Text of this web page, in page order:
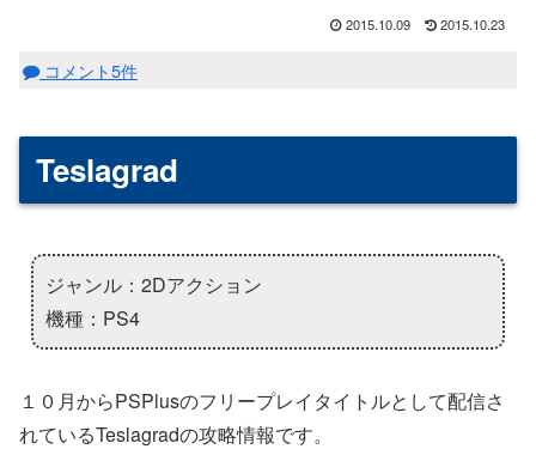
2015.10.09 2015.10.23
コメント5件
Teslagrad
ジャンル：2Dアクション
機種：PS4
１０月からPSPlusのフリープレイタイトルとして配信さ
れているTeslagradの攻略情報です。